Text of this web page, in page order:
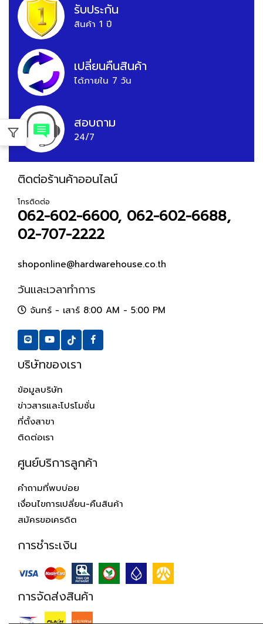
รับประกัน
สินค้า 1 ปี
เปลี่ยนคืนสินค้า
ได้ภายใน 7 วัน
สอบถาม
24/7
ติดต่อร้านค้าออนไลน์
โทรติดต่อ
062-602-6600, 062-602-6688,
02-707-2222
shoponline@hardwarehouse.co.th
วันและเวลาทำการ
จันทร์ - เสาร์ 8:00 AM - 5:00 PM
บริษัทของเรา
ข้อมูลบริษัท
ข่าวสารและโปรโมชั่น
ที่ตั้งสาขา
ติดต่อเรา
ศูนย์บริการลูกค้า
คำถามที่พบบ่อย
เงื่อนไขการเปลี่ยน-คืนสินค้า
สมัครขอเครดิต
การชำระเงิน
การจัดส่งสินค้า